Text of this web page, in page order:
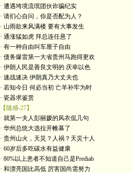
· 遭遇垮境流氓团伙诈骗纪实
· 请扪心自问，你是否配为人？
· 山雨欲来风满楼 要有大事发生
· 通涨猛如虎 拜总连任悬了
· 有一种自由叫车厘子自由
· 债务爆雷第一大省贵州马跑得更欢
· 伊朗人民是善良文明的 庆幸以色
· 速战速决 伊朗真乃大丈夫也
· 若知今日 何必当初 亡羊补牢为时
· 瓷器求鉴赏
【隨感-27】
· 就第一夫人彭丽媛的风衣侃几句
· 华州总统大选拉开帷幕了
· 贵州山火，天災？人祸？天災十人
· 60岁后多吃碳水有益健康
· 80%以上患者不知道自己是Prediab
· 和漂亮国比高低 厉害国尚需努力